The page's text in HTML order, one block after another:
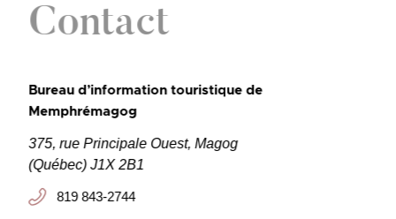
Contact
Bureau d’information touristique de
Memphrémagog
375, rue Principale Ouest,Magog
(Québec) J1X 2B1
819 843-2744